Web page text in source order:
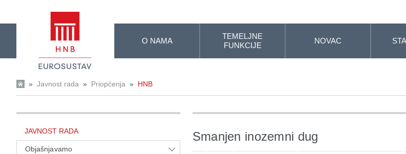
O NAMA
TEMELJNE
FUNKCIJE
NOVAC
» Javnost rada » Priopćenja » HNB
JAVNOST RADA
Objašnjavamo
Smanjen inozemni dug